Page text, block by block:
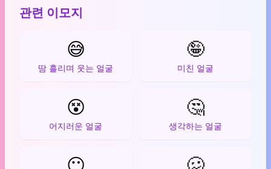
관련 이모지
😅
땀 흘리며 웃는 얼굴
🤪
미친 얼굴
😵
어지러운 얼굴
🤔
생각하는 얼굴